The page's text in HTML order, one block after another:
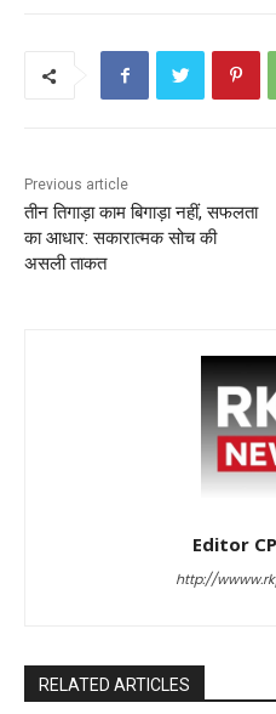
p
p
Previous article
तीन तिगाड़ा काम बिगाड़ा नहीं, सफलता
का आधार: सकारात्मक सोच की
असली ताकत
Editor
http://
RELATED ARTICLES